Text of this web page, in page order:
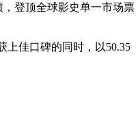
登顶全球影史单一市场票
上佳口碑的同时，以50.35